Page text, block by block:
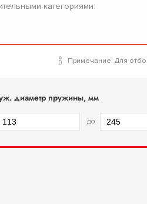
категориями:
Примечание: Для
диаметр пружины, мм
до